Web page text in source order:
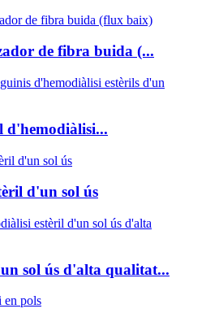
de fibra buida (...
d'hemodiàlisi...
d'un sol ús
sol ús d'alta qualitat...